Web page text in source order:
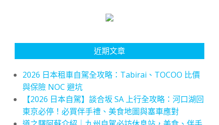
近期文章
2026 日本租車自駕全攻略：Tabirai、TOCOO 比價
與保險 NOC 避坑
【2026 日本自駕】談合坂 SA 上行全攻略：河口湖回
東京必停！必買伴手禮、美食地圖與塞車應對